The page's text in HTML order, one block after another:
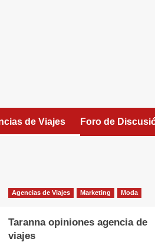
de Viajes Foro de
Agencias de Viajes Marketing Moda
Taranna opiniones agencia de
viajes